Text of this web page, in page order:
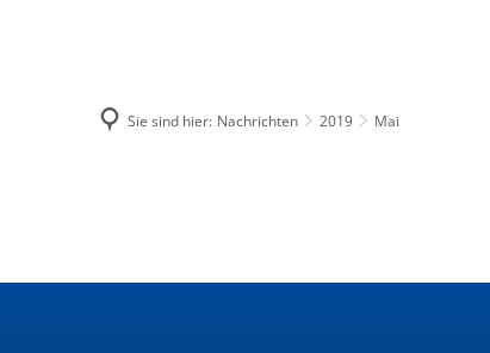
Sie sind hier: Nachrichten 2019 Mai